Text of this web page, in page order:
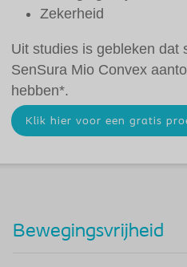
Zekerheid
Uit studies is gebleken dat
SenSura Mio Convex
hebben*.
Klik hier voor een gratis
Bewegingsvrijheid